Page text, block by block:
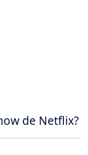
de Netflix?